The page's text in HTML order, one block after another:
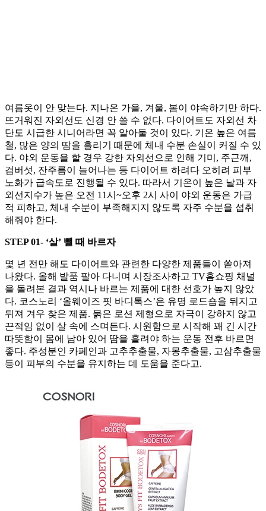
여름옷이 안 맞는다. 지나온 가을, 겨울, 봄이 야속하기만 하다.
뜨거워진 자외선도 신경 안 쓸 수 없다. 다이어트도 자외선 차
단도 시급한 시니어라면 꼭 알아둘 것이 있다. 기온 높은 여름
철, 많은 양의 땀을 흘리기 때문에 체내 수분 손실이 커질 수 있
다. 야외 운동을 할 경우 강한 자외선으로 인해 기미, 주근깨,
검버섯, 잔주름이 늘어나는 등 다이어트 하려다 오히려 피부
노화가 급속도로 진행될 수 있다. 따라서 기온이 높은 날과 자
외선지수가 높은 오전 11시~오후 2시 사이 야외 운동은 가급
적 피하고, 체내 수분이 부족해지지 않도록 자주 수분을 섭취
해줘야 한다.
STEP 01- ‘살’ 뺄 때 바르자
몇 년 전만 해도 다이어트와 관련한 다양한 제품들이 쏟아져
나왔다. 올해 발품 팔아 다니며 시장조사하고 TV홈쇼핑 채널
을 돌려본 결과 역시나 바르는 제품에 대한 선호가 높지 않았
다. 코스노리 ‘올웨이즈 핏 바디톡스’은 유명 로드숍을 뒤지고
뒤져 겨우 찾은 제품. 묽은 로션 제형으로 자극이 강하지 않고
끈적임 없이 살 속에 스며든다. 시원함으로 시작해 꽤 긴 시간
따뜻함이 몸에 남아 있어 땀을 흘려야 하는 운동 전후 바르면
좋다. 주성분인 카페인과 고추추출물, 자몽추출물, 고삼추출물
등이 피부의 수분을 유지하는 데 도움을 준다고.